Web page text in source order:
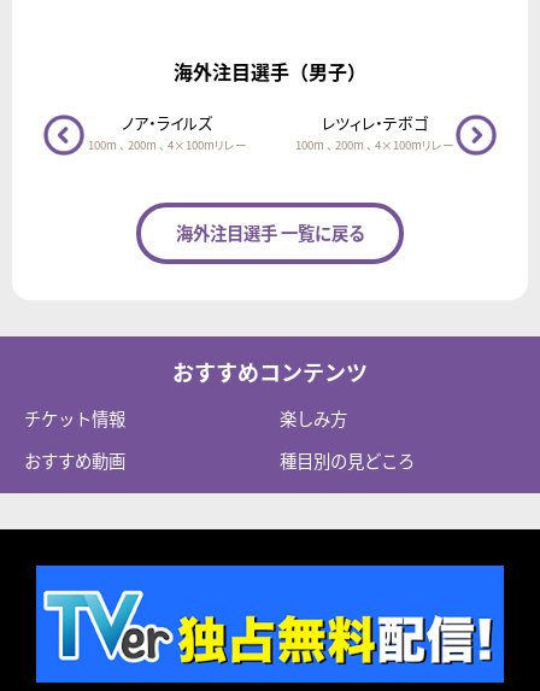
海外注目選手（男子）
ノア・ライルズ
100m 、 200m 、 4×100mリレー
レツィレ・テボゴ
100m 、 200m 、 4×100mリレー
海外注目選手 一覧に戻る
おすすめコンテンツ
チケット情報
楽しみ方
おすすめ動画
種目別の見どころ